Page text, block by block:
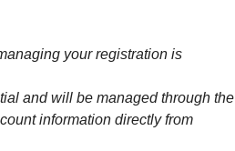
your registration is
and will be managed through the
information directly from